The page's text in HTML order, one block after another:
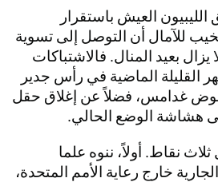
العيش باستقرار
للآمال أن التوصل إلى تسوية
بعيد المنال. فالاشتباكات
القليلة الماضية في رأس جدير
غدامس، فضلاً عن إغلاق حقل
هشاشة الوضع الحالي.
نقاط. أولاً، ننوه علما
خارج رعاية الأمم المتحدة،